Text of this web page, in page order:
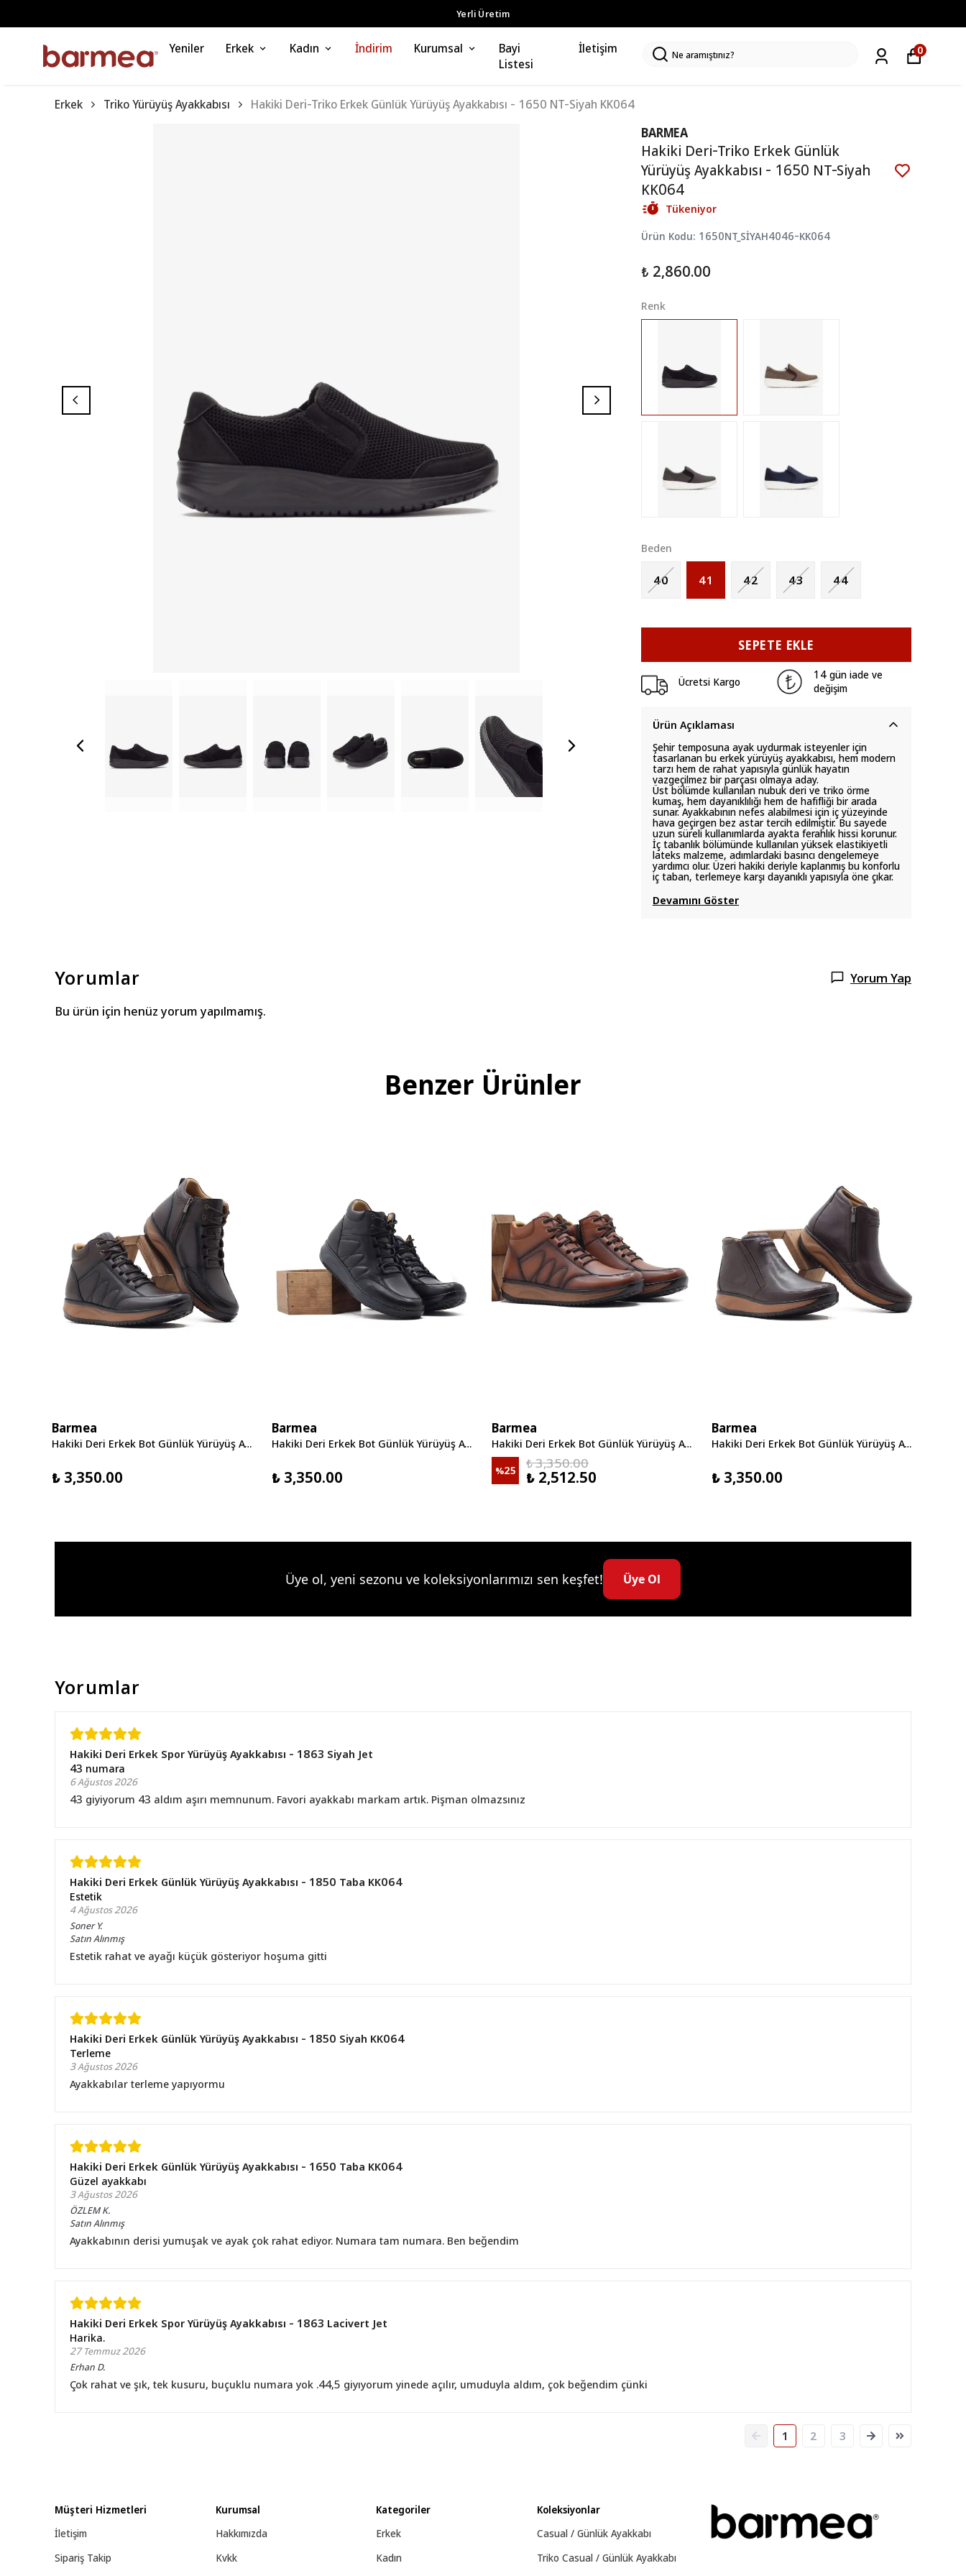
Yerli Üretim
Yeniler Erkek Kadın İndirim Kurumsal
Bayi
Listesi
İletişim 0
Erkek Triko Yürüyüş Ayakkabısı Hakiki Deri-Triko Erkek Günlük Yürüyüş Ayakkabısı - 1650 NT-Siyah KK064
BARMEA
Hakiki Deri-Triko Erkek Günlük
Yürüyüş Ayakkabısı - 1650 NT-Siyah
KK064
Tükeniyor
Ürün Kodu: 1650NT_SİYAH4046-KK064
₺ 2,860.00
Renk
Beden
40 41 42 43 44
SEPETE EKLE
Ücretsi Kargo
14 gün iade ve
değişim
Ürün Açıklaması
Şehir temposuna ayak uydurmak isteyenler için
tasarlanan bu erkek yürüyüş ayakkabısı, hem modern
tarzı hem de rahat yapısıyla günlük hayatın
vazgeçilmez bir parçası olmaya aday.
Üst bölümde kullanılan nubuk deri ve triko örme
kumaş, hem dayanıklılığı hem de hafifliği bir arada
sunar. Ayakkabının nefes alabilmesi için iç yüzeyinde
hava geçirgen bez astar tercih edilmiştir. Bu sayede
uzun süreli kullanımlarda ayakta ferahlık hissi korunur.
İç tabanlık bölümünde kullanılan yüksek elastikiyetli
lateks malzeme, adımlardaki basıncı dengelemeye
yardımcı olur. Üzeri hakiki deriyle kaplanmış bu konforlu
iç taban, terlemeye karşı dayanıklı yapısıyla öne çıkar.
Devamını Göster
Yorumlar
Yorum Yap
Bu ürün için henüz yorum yapılmamış.
Benzer Ürünler
Barmea
Hakiki Deri Erkek Bot Günlük Yürüyüş Ayakkabısı - 2150 Kahve KK064
₺ 3,350.00
Barmea
Hakiki Deri Erkek Bot Günlük Yürüyüş Ayakkabısı - 2150 Siyah KK064
₺ 3,350.00
Barmea
Hakiki Deri Erkek Bot Günlük Yürüyüş Ayakkabısı - 2150 Taba KK064
%25 ₺ 3,350.00
₺ 2,512.50
Barmea
Hakiki Deri Erkek Bot Günlük Yürüyüş Ayakkabısı - 2151 Kahve KK064
₺ 3,350.00
Üye ol, yeni sezonu ve koleksiyonlarımızı sen keşfet! Üye Ol
Yorumlar
Hakiki Deri Erkek Spor Yürüyüş Ayakkabısı - 1863 Siyah Jet
43 numara
6 Ağustos 2026
43 giyiyorum 43 aldım aşırı memnunum. Favori ayakkabı markam artık. Pişman olmazsınız
Hakiki Deri Erkek Günlük Yürüyüş Ayakkabısı - 1850 Taba KK064
Estetik
4 Ağustos 2026
Soner Y.
Satın Alınmış
Estetik rahat ve ayağı küçük gösteriyor hoşuma gitti
Hakiki Deri Erkek Günlük Yürüyüş Ayakkabısı - 1850 Siyah KK064
Terleme
3 Ağustos 2026
Ayakkabılar terleme yapıyormu
Hakiki Deri Erkek Günlük Yürüyüş Ayakkabısı - 1650 Taba KK064
Güzel ayakkabı
3 Ağustos 2026
ÖZLEM K.
Satın Alınmış
Ayakkabının derisi yumuşak ve ayak çok rahat ediyor. Numara tam numara. Ben beğendim
Hakiki Deri Erkek Spor Yürüyüş Ayakkabısı - 1863 Lacivert Jet
Harika.
27 Temmuz 2026
Erhan D.
Çok rahat ve şık, tek kusuru, buçuklu numara yok .44,5 giyıyorum yinede açılır, umuduyla aldım, çok beğendim çünki
1 2 3
Müşteri Hizmetleri
İletişim
Sipariş Takip
Kurumsal
Hakkımızda
Kvkk
Kategoriler
Erkek
Kadın
Koleksiyonlar
Casual / Günlük Ayakkabı
Triko Casual / Günlük Ayakkabı